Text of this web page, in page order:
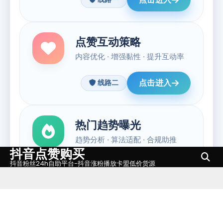
Skip抖音点赞购买
抖音粉丝24h自助平台-抖音涨粉播放卡盟低价货源